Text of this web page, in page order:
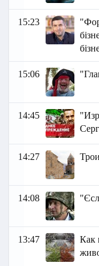
15:23
15:06
14:45
14:27
14:08
13:47
Как